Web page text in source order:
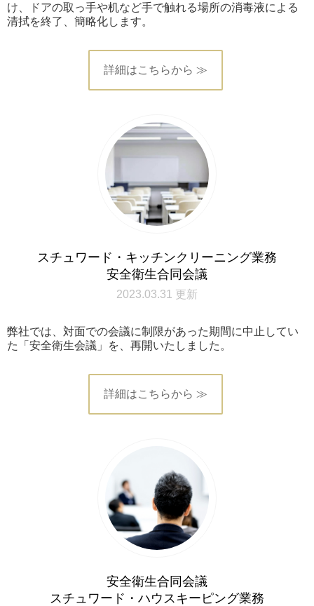
け、ドアの取っ手や机など手で触れる場所の消毒液による
清拭を終了、簡略化します。
詳細はこちらから ≫
スチュワード・キッチンクリーニング業務
安全衛生合同会議
2023.03.31 更新
弊社では、対面での会議に制限があった期間に中止してい
た「安全衛生会議」を、再開いたしました。
詳細はこちらから ≫
安全衛生合同会議
スチュワード・ハウスキーピング業務